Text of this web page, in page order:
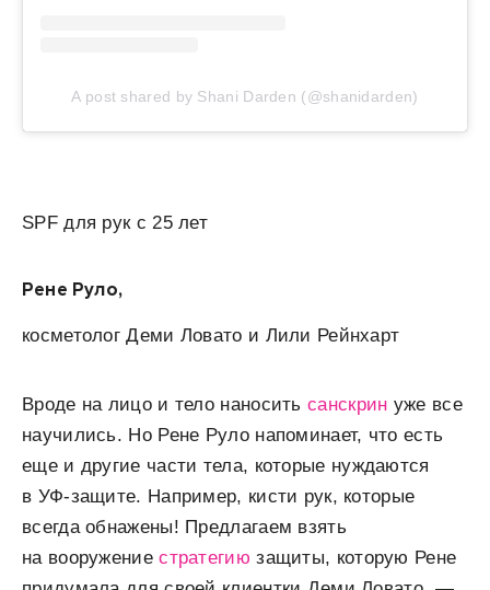
A post shared by Shani Darden (@shanidarden)
SPF для рук с 25 лет
Рене Руло,
косметолог Деми Ловато и Лили Рейнхарт
Вроде на лицо и тело наноситьсанскрин уже все
научились. Но Рене Руло напоминает, что есть
еще и другие части тела, которые нуждаются
в УФ-защите. Например, кисти рук, которые
всегда обнажены! Предлагаем взять
на вооружениестратегию защиты, которую Рене